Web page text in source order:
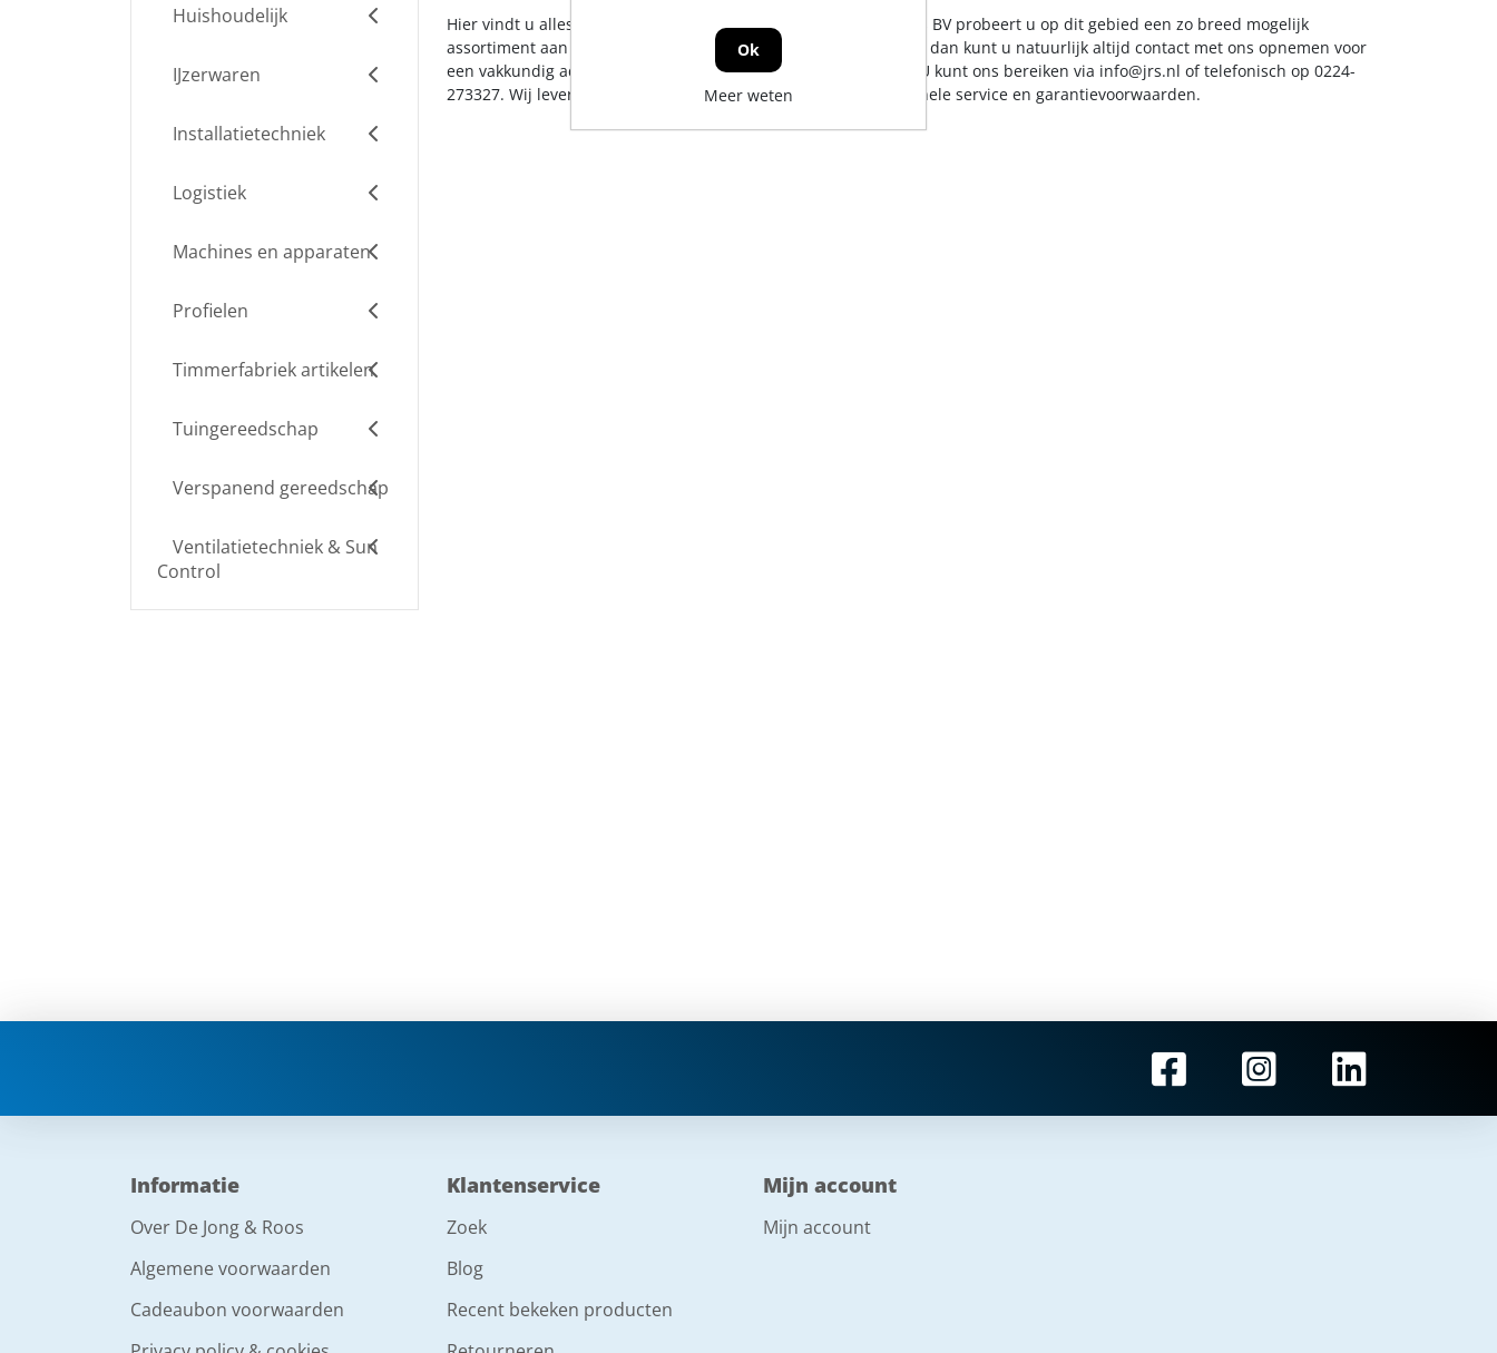
Huishoudelijk
IJzerwaren
Installatietechniek
Logistiek
Machines en apparaten
Profielen
Timmerfabriek artikelen
Tuingereedschap
Verspanend gereedschap
Ventilatietechniek & Sun
Control
Hier vindt u alles op het gebied van voorhamers. De Jong & Roos BV probeert u op dit gebied een zo breed mogelijk
assortiment aan te bieden. Mocht er toch een artikel ontbreken, dan kunt u natuurlijk altijd contact met ons opnemen voor
een vakkundig advies en/of bestelling tegen een scherpe prijs. U kunt ons bereiken via info@jrs.nl of telefonisch op 0224-
273327. Wij leveren in heel Nederland, uiteraard met professionele service en garantievoorwaarden.
Informatie
Over De Jong & Roos
Algemene voorwaarden
Cadeaubon voorwaarden
Klantenservice
Zoek
Blog
Recent bekeken producten
Mijn account
Mijn account
Ok
Meer weten